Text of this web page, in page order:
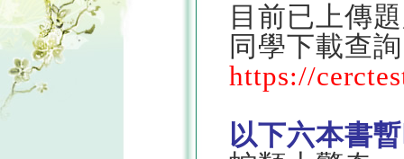
目前已上傳
同學下載查
https://
以下六本書